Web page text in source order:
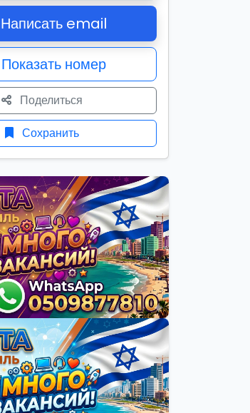
Написать email
Показать номер
Поделиться
Сохранить